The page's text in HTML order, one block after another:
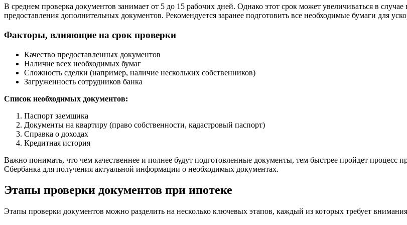
В среднем проверка документов занимает от 5 до 15 рабочих дней. Однако этот срок может увеличиваться в
предоставления дополнительных документов. Рекомендуется заранее подготовить все необходимые бумаги для
Факторы, влияющие на срок проверки
Качество предоставленных документов
Наличие всех необходимых бумаг
Сложность сделки (например, наличие нескольких собственников)
Загруженность сотрудников банка
Список необходимых документов:
Паспорт заемщика
Документы на квартиру (право собственности, кадастровый паспорт)
Справка о доходах
Кредитная история
Важно понимать, что чем качественнее и полнее будут подготовленные документы, тем быстрее пройдет процесс
Сбербанка для получения актуальной информации о необходимых документах.
Этапы проверки документов при ипотеке
Этапы проверки документов можно разделить на несколько ключевых этапов, каждый из которых требует